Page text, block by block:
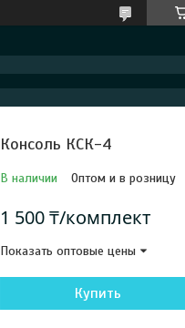
Консоль КСК-4
В наличии Оптом и в розницу
1 500 ₸/комплект
Показать оптовые цены
Купить